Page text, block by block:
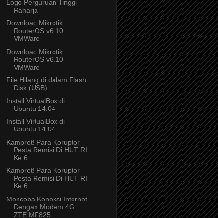
Logo Perguruan Tinggi
Raharja
Download Mikrotik
RouterOS v6.10
VMWare
Download Mikrotik
RouterOS v6.10
VMWare
File Hilang di dalam Flash
Disk (USB)
Install VirtualBox di
Ubuntu 14.04
Install VirtualBox di
Ubuntu 14.04
Kampret! Para Koruptor
Pesta Remisi Di HUT RI
Ke 6...
Kampret! Para Koruptor
Pesta Remisi Di HUT RI
Ke 6...
Mencoba Koneksi Internet
Dengan Modem 4G
ZTE MF825...